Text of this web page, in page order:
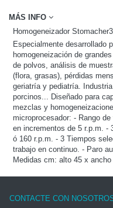
MÁS INFO
Homogeneizador
Especialmente desarrollado
homogeneización de
de polvos, análisis de
(flora, grasas), pérdidas
geriatría y pediatría.
porcinos... Diseñado para
mezclas y
microprocesador: - Rango
en incrementos de 5 r.p.m. -
ó 160 r.p.m. - 3 Tiempos
trabajo en continuo. - Paro
Medidas cm: alto 45 x
CONTACTE CON